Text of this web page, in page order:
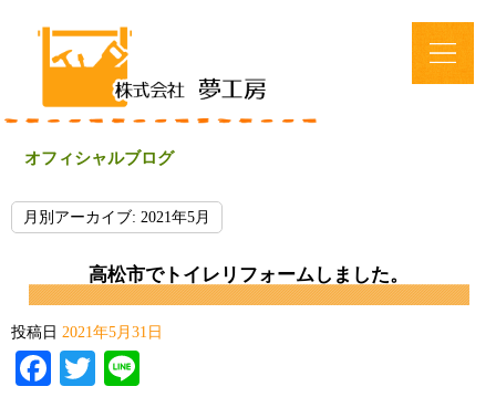
オフィシャルブログ
月別アーカイブ: 2021年5月
高松市でトイレリフォームしました。
投稿日 2021年5月31日
Facebook
Twitter